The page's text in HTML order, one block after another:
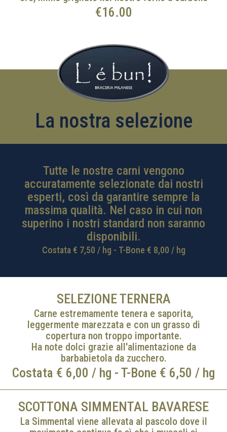
€16.00
La nostra selezione
Tutte le nostre carni vengono
accuratamente selezionate dai nostri
esperti, così da garantire sempre la
massima qualità. Nel caso in cui non
superino i nostri standard non saranno
disponibili.
Costata € 7,50 / hg - T-Bone € 8,00 / hg
SELEZIONE TERNERA
Carne estremamente tenera e saporita,
leggermente marezzata e con un grasso di
copertura non troppo importante.
Ha note dolci grazie all'alimentazione da
barbabietola da zucchero.
Costata € 6,00 / hg - T-Bone € 6,50 / hg
SCOTTONA SIMMENTAL BAVARESE
La Simmental viene allevata al pascolo dove il